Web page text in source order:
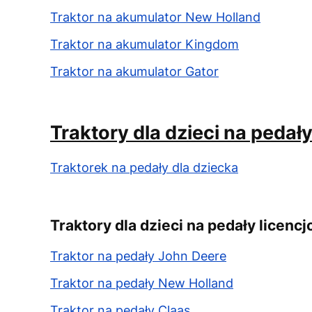
Traktor na akumulator New Holland
Traktor na akumulator Kingdom
Traktor na akumulator Gator
Traktory dla dzieci na
Traktorek na pedały dla dziecka
Traktory dla dzieci na pedały
Traktor na pedały John Deere
Traktor na pedały New Holland